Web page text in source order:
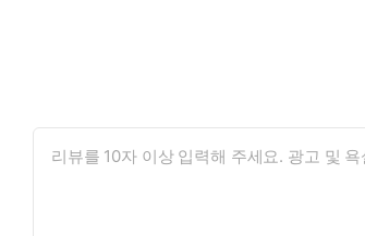
네 편의 소설에서 ‘나’의 치열한 욕정에 불을
나는 집어삼켜진다. 남자들의 욕망과 탐욕스
이 소설의 내용과 일치한다. 주인공은 또 카